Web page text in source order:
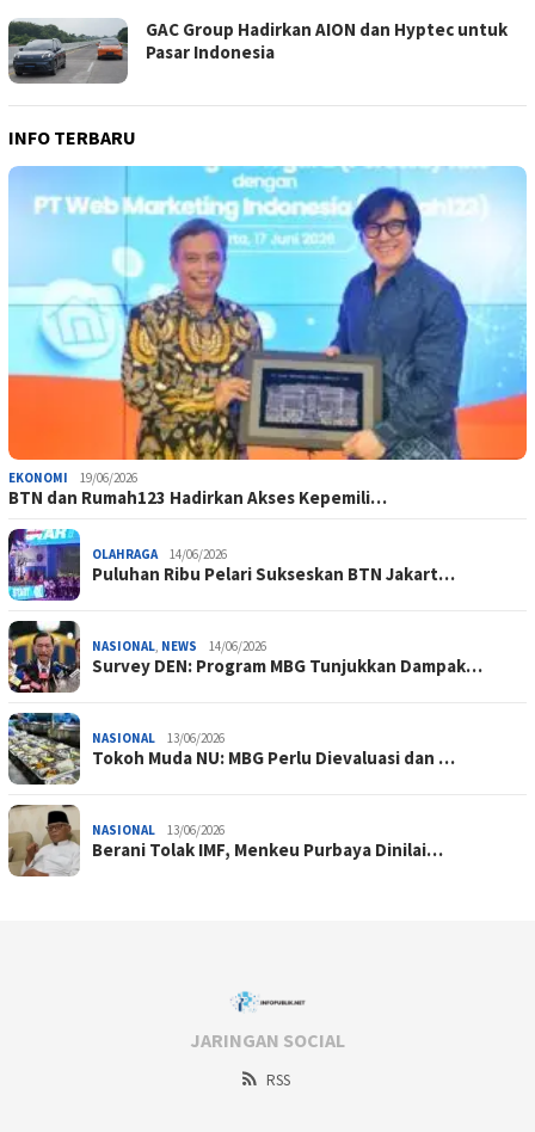
GAC Group Hadirkan AION dan Hyptec untuk
Pasar Indonesia
INFO TERBARU
EKONOMI 19/06/2026
BTN dan Rumah123 Hadirkan Akses Kepemili…
OLAHRAGA 14/06/2026
Puluhan Ribu Pelari Sukseskan BTN Jakart…
NASIONAL, NEWS 14/06/2026
Survey DEN: Program MBG Tunjukkan Dampak…
NASIONAL 13/06/2026
Tokoh Muda NU: MBG Perlu Dievaluasi dan …
NASIONAL 13/06/2026
Berani Tolak IMF, Menkeu Purbaya Dinilai…
JARINGAN SOCIAL
RSS